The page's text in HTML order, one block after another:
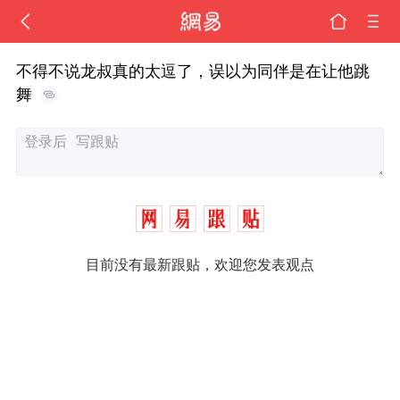
不得不说龙叔真的太逗了，误以为同伴是在让他跳
舞
目前没有最新跟贴，欢迎您发表观点